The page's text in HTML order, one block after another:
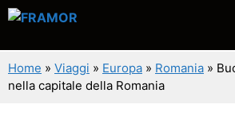
Vai
contenuto
Home » Viaggi » Europa » Romania »
nella capitale della Romania